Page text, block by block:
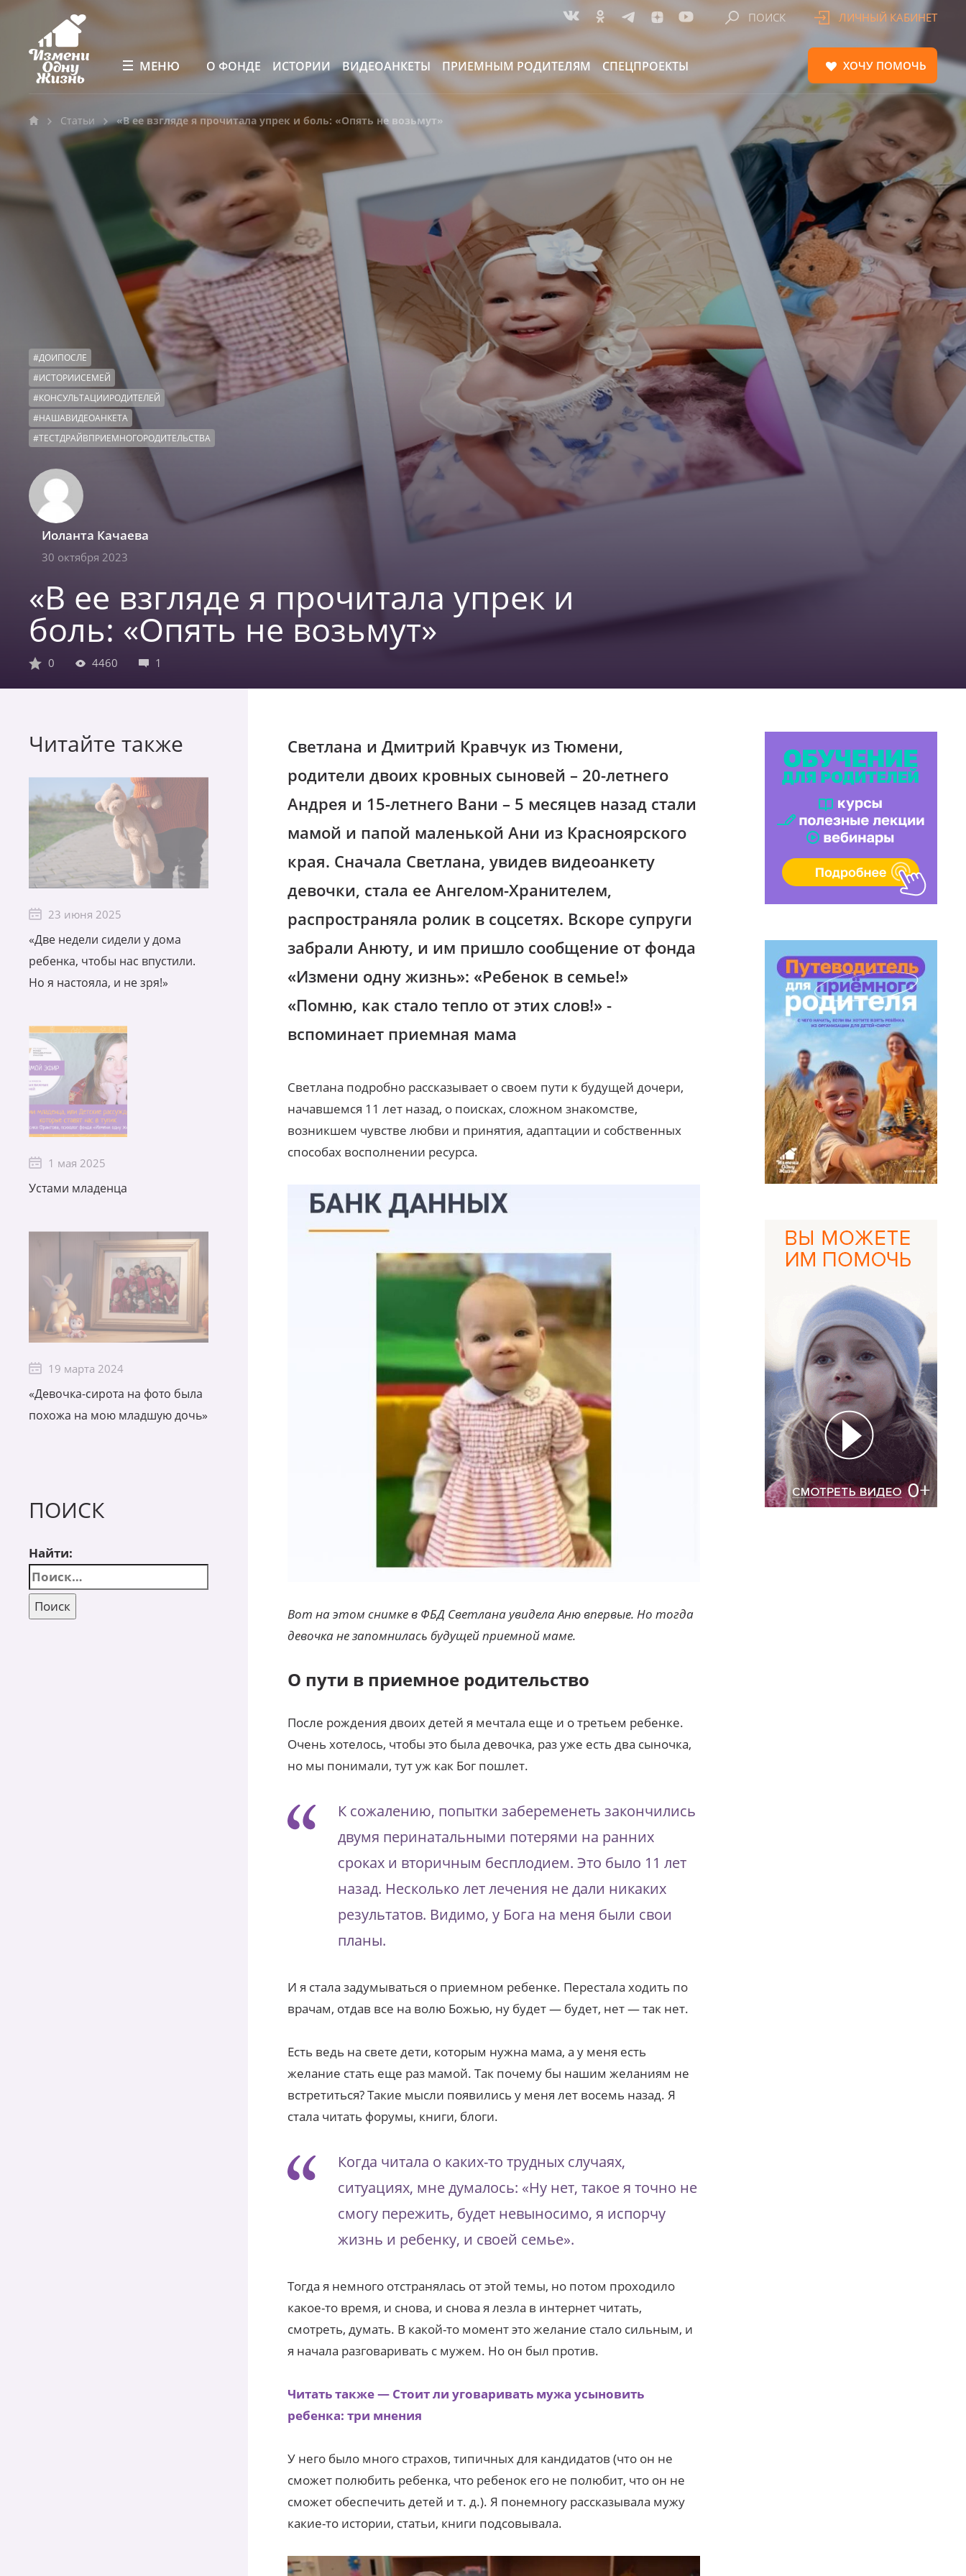
МЕНЮ О ФОНДЕ ИСТОРИИ ВИДЕОАНКЕТЫ ПРИЕМНЫМ РОДИТЕЛЯМ СПЕЦПРОЕКТЫ
ПОИСК ЛИЧНЫЙ КАБИНЕТ
ХОЧУ ПОМОЧЬ
Статьи «В ее взгляде я прочитала упрек и боль: «Опять не возьмут»
#ДОИПОСЛЕ
#ИСТОРИИСЕМЕЙ
#КОНСУЛЬТАЦИИРОДИТЕЛЕЙ
#НАШАВИДЕОАНКЕТА
#ТЕСТДРАЙВПРИЕМНОГОРОДИТЕЛЬСТВА
Иоланта Качаева
30 октября 2023
«В ее взгляде я прочитала упрек и
боль: «Опять не возьмут»
0 4460 1
Читайте также
23 июня 2025
«Две недели сидели у дома
ребенка, чтобы нас впустили.
Но я настояла, и не зря!»
1 мая 2025
Устами младенца
19 марта 2024
«Девочка-сирота на фото была
похожа на мою младшую дочь»
ПОИСК
Найти:
Светлана и Дмитрий Кравчук из Тюмени,
родители двоих кровных сыновей – 20-летнего
Андрея и 15-летнего Вани – 5 месяцев назад стали
мамой и папой маленькой Ани из Красноярского
края. Сначала Светлана, увидев видеоанкету
девочки, стала ее Ангелом-Хранителем,
распространяла ролик в соцсетях. Вскоре супруги
забрали Анюту, и им пришло сообщение от фонда
«Измени одну жизнь»: «Ребенок в семье!»
«Помню, как стало тепло от этих слов!» -
вспоминает приемная мама
Светлана подробно рассказывает о своем пути к будущей дочери,
начавшемся 11 лет назад, о поисках, сложном знакомстве,
возникшем чувстве любви и принятия, адаптации и собственных
способах восполнении ресурса.
Вот на этом снимке в ФБД Светлана увидела Аню впервые. Но тогда
девочка не запомнилась будущей приемной маме.
О пути в приемное родительство
После рождения двоих детей я мечтала еще и о третьем ребенке.
Очень хотелось, чтобы это была девочка, раз уже есть два сыночка,
но мы понимали, тут уж как Бог пошлет.
К сожалению, попытки забеременеть закончились
двумя перинатальными потерями на ранних
сроках и вторичным бесплодием. Это было 11 лет
назад. Несколько лет лечения не дали никаких
результатов. Видимо, у Бога на меня были свои
планы.
И я стала задумываться о приемном ребенке. Перестала ходить по
врачам, отдав все на волю Божью, ну будет — будет, нет — так нет.
Есть ведь на свете дети, которым нужна мама, а у меня есть
желание стать еще раз мамой. Так почему бы нашим желаниям не
встретиться? Такие мысли появились у меня лет восемь назад. Я
стала читать форумы, книги, блоги.
Когда читала о каких-то трудных случаях,
ситуациях, мне думалось: «Ну нет, такое я точно не
смогу пережить, будет невыносимо, я испорчу
жизнь и ребенку, и своей семье».
Тогда я немного отстранялась от этой темы, но потом проходило
какое-то время, и снова, и снова я лезла в интернет читать,
смотреть, думать. В какой-то момент это желание стало сильным, и
я начала разговаривать с мужем. Но он был против.
Читать также — Стоит ли уговаривать мужа усыновить
ребенка: три мнения
У него было много страхов, типичных для кандидатов (что он не
сможет полюбить ребенка, что ребенок его не полюбит, что он не
сможет обеспечить детей и т. д.). Я понемногу рассказывала мужу
какие-то истории, статьи, книги подсовывала.